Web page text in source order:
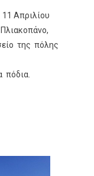
Απριλίου
της πόλης
πόδια.